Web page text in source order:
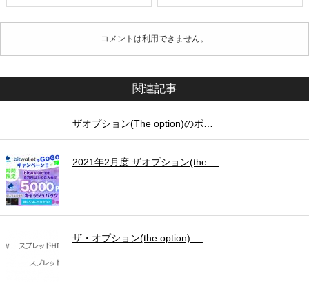
コメントは利用できません。
関連記事
ザオプション(The option)のポ…
2021年2月度 ザオプション(the …
ザ・オプション(the option) …